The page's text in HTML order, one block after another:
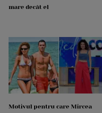
mare decât el
Motivul pentru care Mircea